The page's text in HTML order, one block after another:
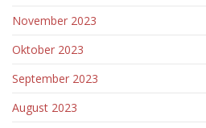
November 2023
Oktober 2023
September 2023
August 2023